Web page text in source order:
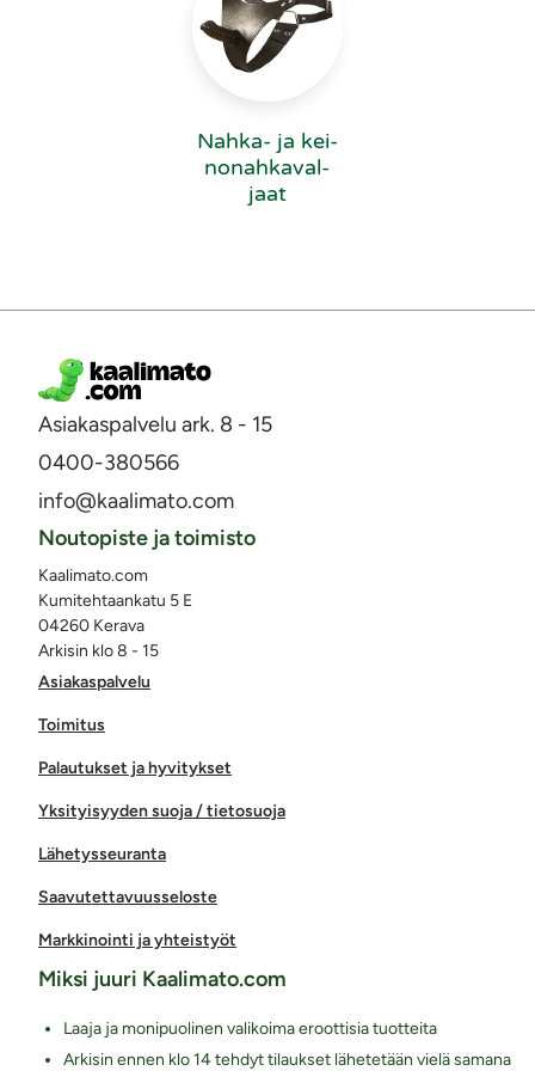
Nahka- ja kei­
no­nah­ka­val­
jaat
Asiakaspalvelu ark. 8 - 15
0400-380566
info@kaalimato.com
Asiakaspalvelu
Toimitus
Palautukset ja hyvitykset
Yksityisyyden suoja / tietosuoja
Lähetysseuranta
Saavutettavuusseloste
Markkinointi ja yhteistyöt
Noutopiste ja toimisto
Kaalimato.com
Kumitehtaankatu 5 E
04260 Kerava
Arkisin klo 8 - 15
Miksi juuri Kaalimato.com
Laaja ja monipuolinen valikoima eroottisia tuotteita
Arkisin ennen klo 14 tehdyt tilaukset lähetetään vielä samana